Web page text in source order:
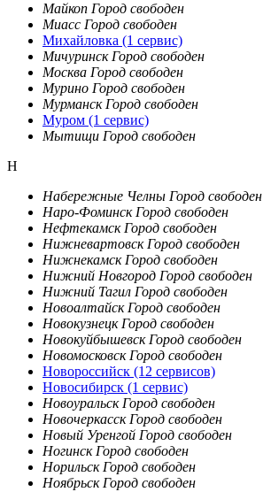
Майкоп Город свободен
Миасс Город свободен
Михайловка (1 сервис)
Мичуринск Город свободен
Москва Город свободен
Мурино Город свободен
Мурманск Город свободен
Муром (1 сервис)
Мытищи Город свободен
Н
Набережные Челны Город свободен
Наро-Фоминск Город свободен
Нефтекамск Город свободен
Нижневартовск Город свободен
Нижнекамск Город свободен
Нижний Новгород Город свободен
Нижний Тагил Город свободен
Новоалтайск Город свободен
Новокузнецк Город свободен
Новокуйбышевск Город свободен
Новомосковск Город свободен
Новороссийск (12 сервисов)
Новосибирск (1 сервис)
Новоуральск Город свободен
Новочеркасск Город свободен
Новый Уренгой Город свободен
Ногинск Город свободен
Норильск Город свободен
Ноябрьск Город свободен